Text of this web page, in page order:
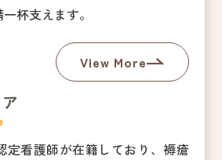
杯支えます。
View More
定看護師が在籍しており、褥瘡